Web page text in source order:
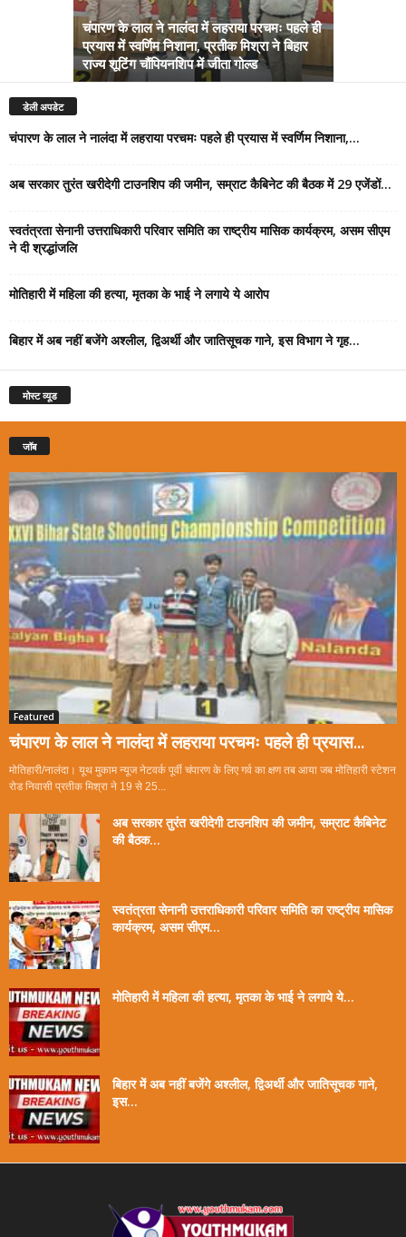
चंपारण के लाल ने नालंदा में लहराया परचमः पहले ही
प्रयास में स्वर्णिम निशाना, प्रतीक मिश्रा ने बिहार
राज्य शूटिंग चौंपियनशिप में जीता गोल्ड
डेली अपडेट
चंपारण के लाल ने नालंदा में लहराया परचमः पहले ही प्रयास में स्वर्णिम निशाना,...
अब सरकार तुरंत खरीदेगी टाउनशिप की जमीन, सम्राट कैबिनेट की बैठक में 29 एजेंडों...
स्वतंत्रता सेनानी उत्तराधिकारी परिवार समिति का राष्ट्रीय मासिक कार्यक्रम, असम सीएम
ने दी श्रद्धांजलि
मोतिहारी में महिला की हत्या, मृतका के भाई ने लगाये ये आरोप
बिहार में अब नहीं बजेंगे अश्लील, द्विअर्थी और जातिसूचक गाने, इस विभाग ने गृह...
मोस्ट व्यूड
जॉब
Featured
चंपारण के लाल ने नालंदा में लहराया परचमः पहले ही प्रयास...
मोतिहारी/नालंदा। यूथ मुकाम न्यूज नेटवर्क पूर्वी चंपारण के लिए गर्व का क्षण तब आया जब मोतिहारी स्टेशन
रोड निवासी प्रतीक मिश्रा ने 19 से 25...
अब सरकार तुरंत खरीदेगी टाउनशिप की जमीन, सम्राट कैबिनेट
की बैठक...
स्वतंत्रता सेनानी उत्तराधिकारी परिवार समिति का राष्ट्रीय मासिक
कार्यक्रम, असम सीएम...
मोतिहारी में महिला की हत्या, मृतका के भाई ने लगाये ये...
बिहार में अब नहीं बजेंगे अश्लील, द्विअर्थी और जातिसूचक गाने,
इस...